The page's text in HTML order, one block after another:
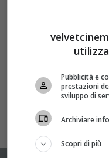
Pubblicità e
prestazioni
sviluppo di
Archiviare
Scopri di più